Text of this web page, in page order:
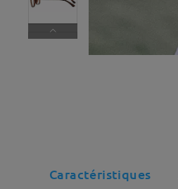
Caractéristiques